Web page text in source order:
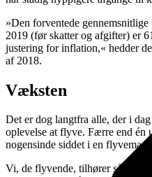
»Den forventede
2019 (før skatter og afgifter) er
justering for inflation,« hedder
af 2018.
Væksten
Det er dog langtfra alle, der i
oplevelse at flyve. Færre end én
nogensinde siddet i en
Vi, de flyvende, tilhører således